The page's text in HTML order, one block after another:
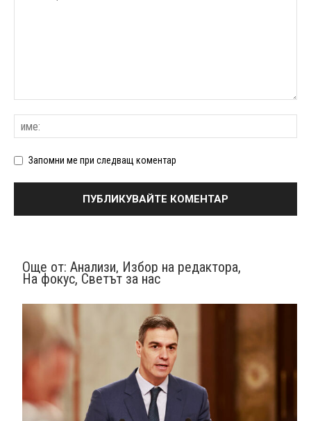
Запомни ме при следващ коментар
Още от: Анализи, Избор на редактора,
На фокус, Свeтът за нас